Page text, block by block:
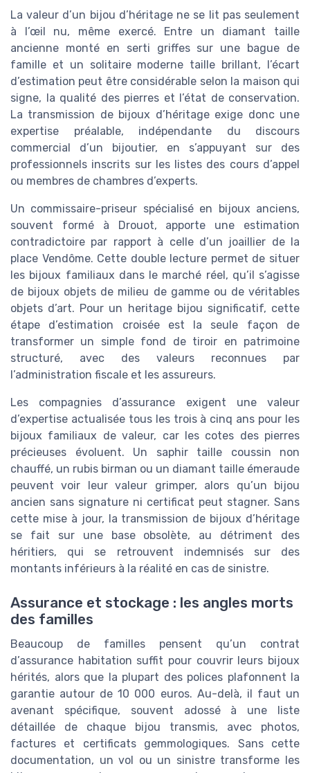
La valeur d’un bijou d’héritage ne se lit pas seulement
à l’œil nu, même exercé. Entre un diamant taille
ancienne monté en serti griffes sur une bague de
famille et un solitaire moderne taille brillant, l’écart
d’estimation peut être considérable selon la maison qui
signe, la qualité des pierres et l’état de conservation.
La transmission de bijoux d’héritage exige donc une
expertise préalable, indépendante du discours
commercial d’un bijoutier, en s’appuyant sur des
professionnels inscrits sur les listes des cours d’appel
ou membres de chambres d’experts.
Un commissaire-priseur spécialisé en bijoux anciens,
souvent formé à Drouot, apporte une estimation
contradictoire par rapport à celle d’un joaillier de la
place Vendôme. Cette double lecture permet de situer
les bijoux familiaux dans le marché réel, qu’il s’agisse
de bijoux objets de milieu de gamme ou de véritables
objets d’art. Pour un heritage bijou significatif, cette
étape d’estimation croisée est la seule façon de
transformer un simple fond de tiroir en patrimoine
structuré, avec des valeurs reconnues par
l’administration fiscale et les assureurs.
Les compagnies d’assurance exigent une valeur
d’expertise actualisée tous les trois à cinq ans pour les
bijoux familiaux de valeur, car les cotes des pierres
précieuses évoluent. Un saphir taille coussin non
chauffé, un rubis birman ou un diamant taille émeraude
peuvent voir leur valeur grimper, alors qu’un bijou
ancien sans signature ni certificat peut stagner. Sans
cette mise à jour, la transmission de bijoux d’héritage
se fait sur une base obsolète, au détriment des
héritiers, qui se retrouvent indemnisés sur des
montants inférieurs à la réalité en cas de sinistre.
Assurance et stockage : les angles morts
des familles
Beaucoup de familles pensent qu’un contrat
d’assurance habitation suffit pour couvrir leurs bijoux
hérités, alors que la plupart des polices plafonnent la
garantie autour de 10 000 euros. Au-delà, il faut un
avenant spécifique, souvent adossé à une liste
détaillée de chaque bijou transmis, avec photos,
factures et certificats gemmologiques. Sans cette
documentation, un vol ou un sinistre transforme les